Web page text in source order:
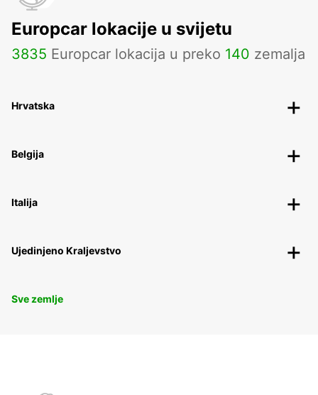
Europcar lokacije u svijetu
3835 Europcar lokacija u preko 140 zemalja
Hrvatska
Belgija
Italija
Ujedinjeno Kraljevstvo
Sve zemlje